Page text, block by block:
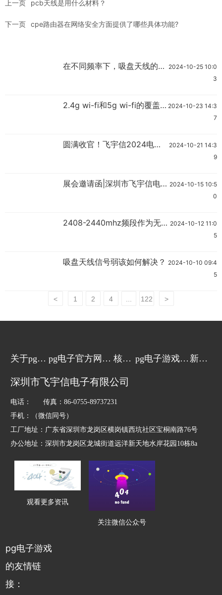
上一页 pcb天线是用什么材料？
下一页 cpe路由器在网络安全方面提供了哪些具体功能?
在不同频率下，吸盘天线的性
2024-10-25 10:0
3
2.4g wi-fi和5g wi-fi的覆盖
2024-10-23 14:3
7
圆满收官！飞宇信2024电力
2024-10-21 14:3
9
展会邀请函|深圳市飞宇信电
2024-10-15 10:5
0
2408-2440mhz频段作为无
2024-10-12 11:0
5
吸盘天线信号弱该如何解决？ 2024-10-10 09:4
5
< 1 2 4 ... 122 >
关于pg电
子游戏
pg电子官方网站
的产品中心
核心 pg电子游戏的 新闻
深圳市飞宇信电子有限公司
电话： 传真：86-0755-89737231
手机：（微信同号）
工厂地址：广东省深圳市龙岗区横岗镇西坑社区宝桐南路76号
办公地址：深圳市龙岗区龙城街道远洋新天地水岸花园10栋8a
观看更多资讯
关注微信公众号
pg电子游戏
的友情链
接：